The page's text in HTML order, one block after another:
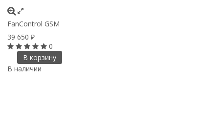
FanControl GSM
39 650 ₽
0
В корзину
В наличии